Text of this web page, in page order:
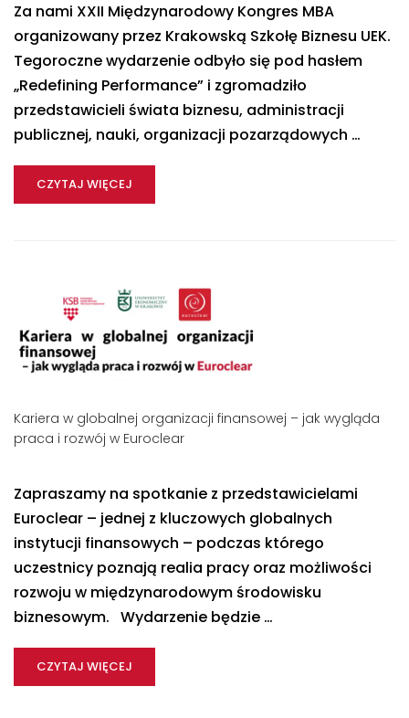
Za nami XXII Międzynarodowy Kongres MBA
organizowany przez Krakowską Szkołę Biznesu UEK.
Tegoroczne wydarzenie odbyło się pod hasłem
„Redefining Performance” i zgromadziło
przedstawicieli świata biznesu, administracji
publicznej, nauki, organizacji pozarządowych …
CZYTAJ WIĘCEJ
Kariera w globalnej organizacji finansowej – jak wygląda
praca i rozwój w Euroclear
Zapraszamy na spotkanie z przedstawicielami
Euroclear – jednej z kluczowych globalnych
instytucji finansowych – podczas którego
uczestnicy poznają realia pracy oraz możliwości
rozwoju w międzynarodowym środowisku
biznesowym. Wydarzenie będzie …
CZYTAJ WIĘCEJ